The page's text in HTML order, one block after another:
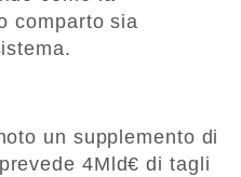
comparto sia
un supplemento di
4Mld€ di tagli